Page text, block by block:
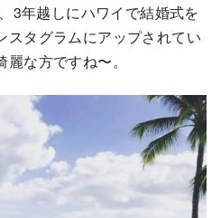
3年越しにハワイで結婚式を
スタグラムにアップされてい
な方ですね〜。